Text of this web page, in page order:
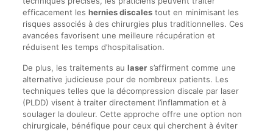
efficacement les hernies discalestout en minimisant les
risques associés à des chirurgies plus traditionnelles. Ces
avancées favorisent une meilleure récupération et
réduisent les temps d’hospitalisation.
De plus, les traitements au lasers’affirment comme une
alternative judicieuse pour de nombreux patients. Les
techniques telles que la décompression discale par laser
(PLDD) visent à traiter directement l’inflammation et à
soulager la douleur. Cette approche offre une option non
chirurgicale, bénéfique pour ceux qui cherchent à éviter